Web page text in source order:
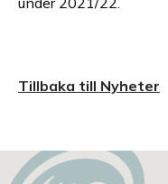
Tillbaka till Nyheter